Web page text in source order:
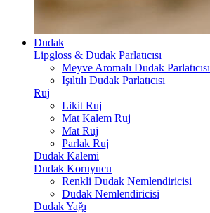
Dudak
Lipgloss & Dudak Parlatıcısı
Meyve Aromalı Dudak Parlatıcısı
Işıltılı Dudak Parlatıcısı
Ruj
Likit Ruj
Mat Kalem Ruj
Mat Ruj
Parlak Ruj
Dudak Kalemi
Dudak Koruyucu
Renkli Dudak Nemlendiricisi
Dudak Nemlendiricisi
Dudak Yağı